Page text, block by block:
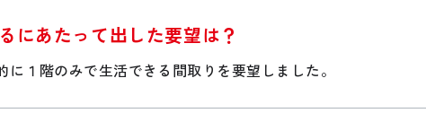
にあたって出した要望は？
１階のみで生活できる間取りを要望しました。